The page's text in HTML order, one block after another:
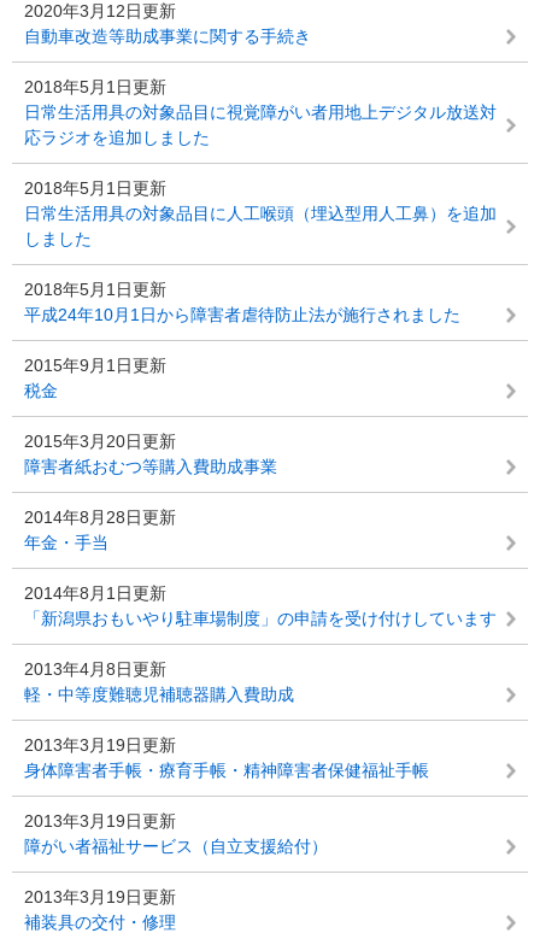
2020年3月12日更新
自動車改造等助成事業に関する手続き
2018年5月1日更新
日常生活用具の対象品目に視覚障がい者用地上デジタル放送対
応ラジオを追加しました
2018年5月1日更新
日常生活用具の対象品目に人工喉頭（埋込型用人工鼻）を追加
しました
2018年5月1日更新
平成24年10月1日から障害者虐待防止法が施行されました
2015年9月1日更新
税金
2015年3月20日更新
障害者紙おむつ等購入費助成事業
2014年8月28日更新
年金・手当
2014年8月1日更新
「新潟県おもいやり駐車場制度」の申請を受け付けしています
2013年4月8日更新
軽・中等度難聴児補聴器購入費助成
2013年3月19日更新
身体障害者手帳・療育手帳・精神障害者保健福祉手帳
2013年3月19日更新
障がい者福祉サービス（自立支援給付）
2013年3月19日更新
補装具の交付・修理